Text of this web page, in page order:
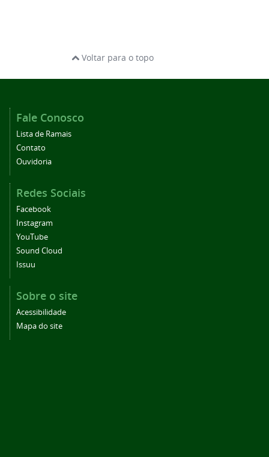
Voltar para o topo
Fale Conosco
Lista de Ramais
Contato
Ouvidoria
Redes Sociais
Facebook
Instagram
YouTube
Sound Cloud
Issuu
Sobre o site
Acessibilidade
Mapa do site